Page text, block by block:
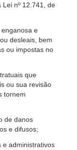
nº 12.741, de
e
desleais, bem
ou impostas no
que
ou sua revisão
tornem
de danos
e difusos;
e administrativos